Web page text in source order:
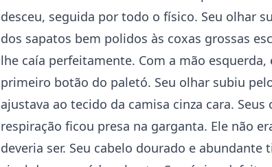
desceu, seguida por todo o físico. Seu olhar
dos sapatos bem polidos às coxas grossas
lhe caía perfeitamente. Com a mão
primeiro botão do paletó. Seu olhar subiu
ajustava ao tecido da camisa cinza cara.
respiração ficou presa na garganta. Ele não
deveria ser. Seu cabelo dourado e